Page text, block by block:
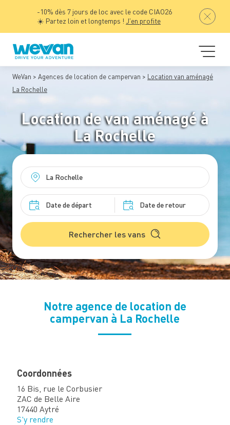
-10% dès 7 jours de loc avec le code CIAO26
☀️ Partez loin et longtemps ! J'en profite
WeVan Agences de location de campervan
Location van aménagé
La Rochelle
Location de van aménagé à
La Rochelle
Rechercher les vans
Notre agence de location de
campervan à La Rochelle
Coordonnées
16 Bis, rue le Corbusier
ZAC de Belle Aire
17440 Aytré
S'y rendre